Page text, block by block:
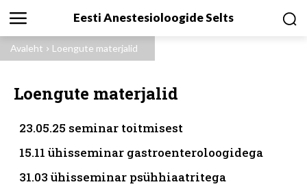
Eesti Anestesioloogide Selts
Avaleht Loengute materjalid
Loengute materjalid
23.05.25 seminar toitmisest
15.11 ühisseminar gastroenteroloogidega
31.03 ühisseminar psühhiaatritega